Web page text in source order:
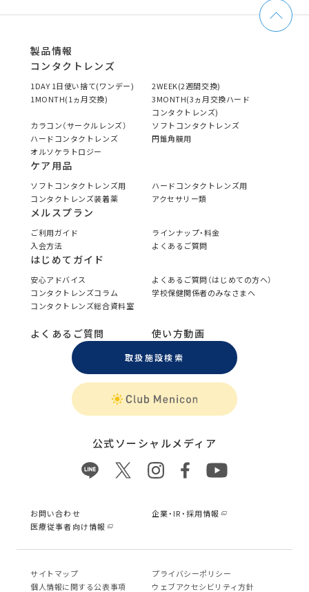
製品情報
コンタクトレンズ
1DAY 1日使い捨て(ワンデー)
2WEEK(2週間交換)
1MONTH(1ヵ月交換)
3MONTH(3ヵ月交換ハード
コンタクトレンズ)
カラコン（サークルレンズ）
ソフトコンタクトレンズ
ハードコンタクトレンズ
円錐角膜用
オルソケラトロジー
ケア用品
ソフトコンタクトレンズ用
ハードコンタクトレンズ用
コンタクトレンズ装着薬
アクセサリー類
メルスプラン
ご利用ガイド
ラインナップ・料金
入会方法
よくあるご質問
はじめてガイド
安心アドバイス
よくあるご質問（はじめての方へ）
コンタクトレンズコラム
学校保健関係者のみなさまへ
コンタクトレンズ総合資料室
よくあるご質問 使い方動画
取扱施設検索
公式ソーシャルメディア
お問い合わせ
企業・IR・採用情報
医療従事者向け情報
サイトマップ
プライバシーポリシー
個⼈情報に関する公表事項
ウェブアクセシビリティ方針